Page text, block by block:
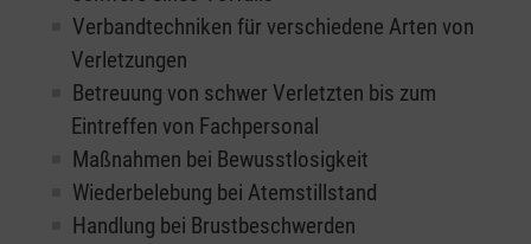
Verbandtechniken für verschiedene Arten von
Verletzungen
Betreuung von schwer Verletzten bis zum
Eintreffen von Fachpersonal
Maßnahmen bei Bewusstlosigkeit
Wiederbelebung bei Atemstillstand
Handlung bei Brustbeschwerden